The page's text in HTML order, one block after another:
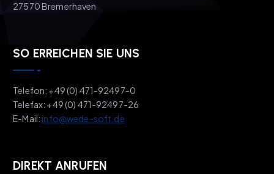
27570 Bremerhaven
SO ERREICHEN SIE UNS
Telefon: +49 (0) 471-92497-0
Telefax: +49 (0) 471-92497-26
E-Mail: info@wede-soft.de
DIREKT ANRUFEN